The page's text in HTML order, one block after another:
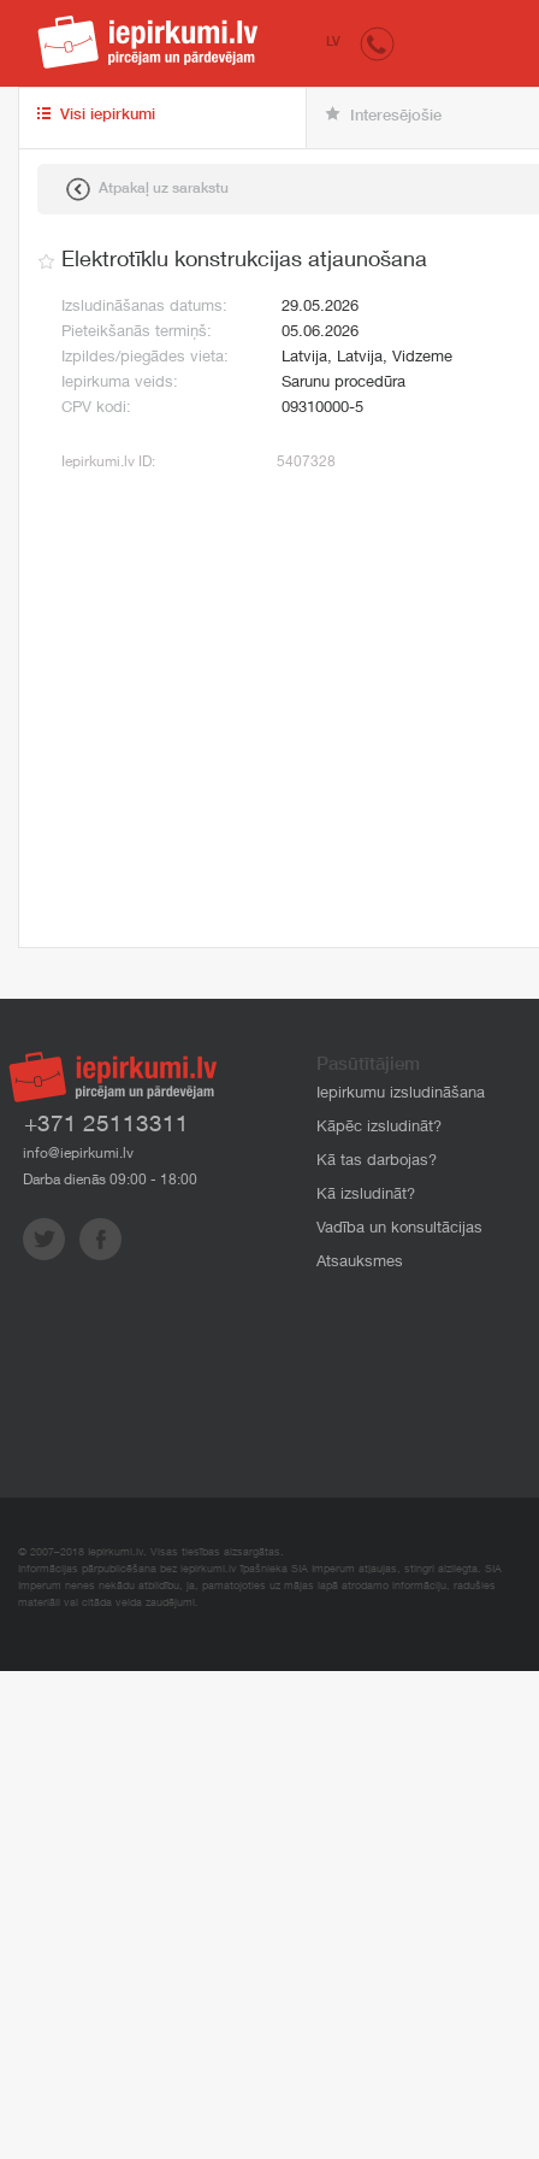
iepirkumi.lv
LV
Visi iepirkumi Interesējošie
Atpakaļ uz sarakstu
Elektrotīklu konstrukcijas atjaunošana
Izsludināšanas datums:
29.05.2026
Pieteikšanās termiņš:
05.06.2026
Izpildes/piegādes vieta:
Latvija, Latvija, Vidzeme
Iepirkuma veids:
Sarunu procedūra
CPV kodi:
09310000-5
Iepirkumi.lv ID: 5407328
+371 25113311
info@iepirkumi.lv
Darba dienās 09:00 - 18:00
Pasūtītājiem
Iepirkumu izsludināšana
Kāpēc izsludināt?
Kā tas darbojas?
Kā izsludināt?
Vadība un konsultācijas
Atsauksmes
© 2007–2018 Iepirkumi.lv. Visas tiesības aizsargātas.
Informācijas pārpublicēšana bez iepirkumi.lv īpašnieka SIA Imperum atļaujas, stingri aizliegta. SIA
Imperum nenes nekādu atbildību, ja, pamatojoties uz mājas lapā atrodamo informāciju, radušies
materiāli vai citāda veida zaudējumi.